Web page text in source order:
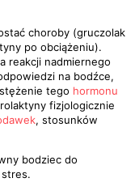
choroby (gruczolak
po obciążeniu).
reakcji nadmiernego
na bodźce,
tego hormonu
fizjologicznie
, stosunków
bodziec do